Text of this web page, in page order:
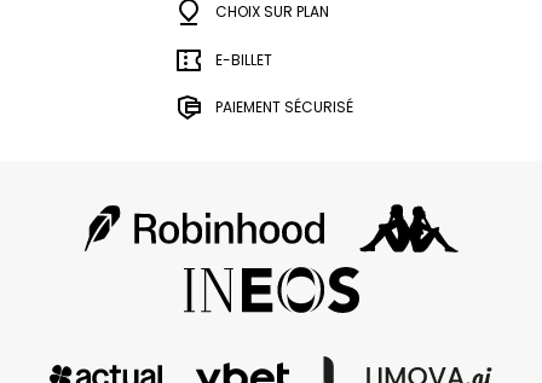
CHOIX SUR PLAN
E-BILLET
PAIEMENT SÉCURISÉ